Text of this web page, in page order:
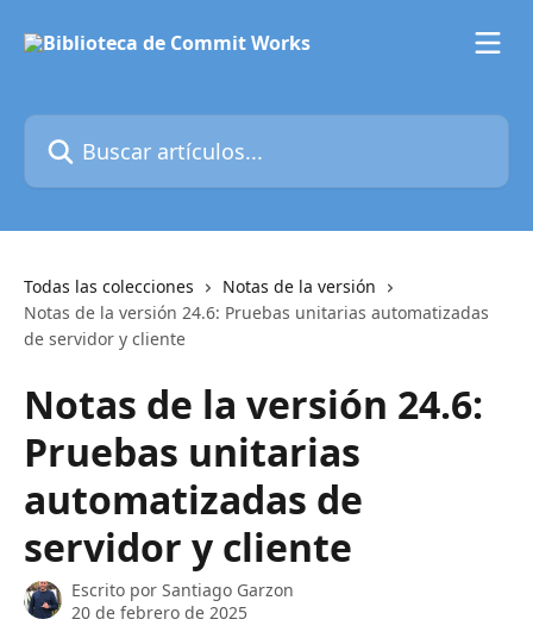
Buscar artículos...
Todas las colecciones
Notas de la versión
Notas de la versión 24.6: Pruebas unitarias automatizadas
de servidor y cliente
Notas de la versión 24.6:
Pruebas unitarias
automatizadas de
servidor y cliente
Escrito por Santiago Garzon
20 de febrero de 2025